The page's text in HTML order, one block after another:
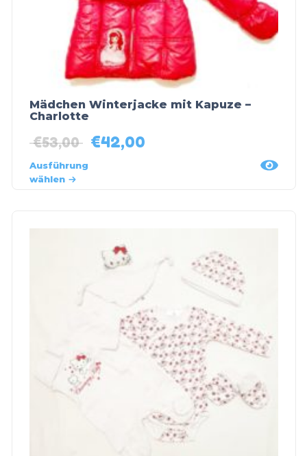
Mädchen Winterjacke mit Kapuze –
Charlotte
€53,00 €42,00
Ausführung
wählen